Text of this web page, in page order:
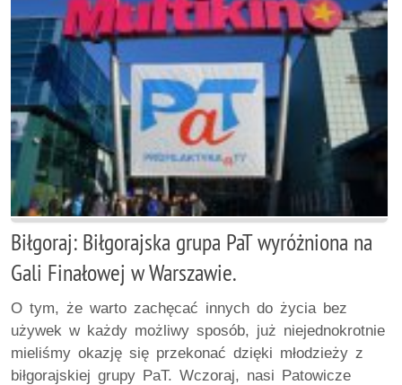
Biłgoraj: Biłgorajska grupa PaT wyróżniona na
Gali Finałowej w Warszawie.
O tym, że warto zachęcać innych do życia bez
używek w każdy możliwy sposób, już niejednokrotnie
mieliśmy okazję się przekonać dzięki młodzieży z
biłgorajskiej grupy PaT. Wczoraj, nasi Patowicze